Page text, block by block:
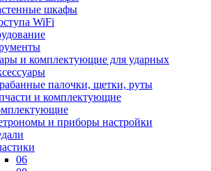
шкафы
WiFi
и комплектующие для ударных
палочки, щетки, руты
и комплектующие
и приборы настройки
06